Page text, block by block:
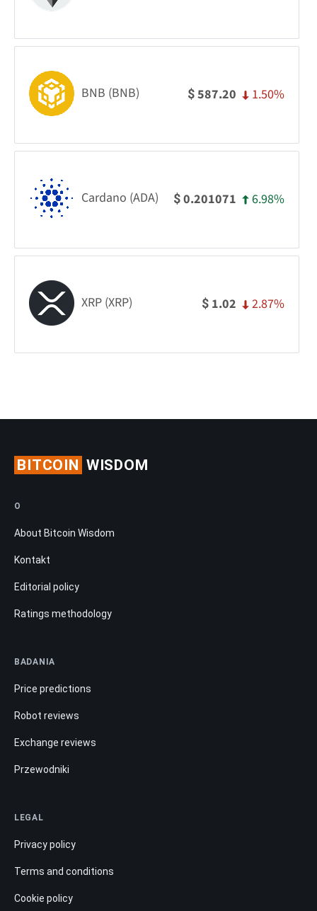
BNB (BNB) $587.20 1.50%
Cardano (ADA) $0.201071 6.98%
XRP (XRP) $ 1.02 2.87%
BITCOIN WISDOM
O
About Bitcoin Wisdom
Kontakt
Editorial policy
Ratings methodology
BADANIA
Price predictions
Robot reviews
Exchange reviews
Przewodniki
LEGAL
Privacy policy
Terms and conditions
Cookie policy